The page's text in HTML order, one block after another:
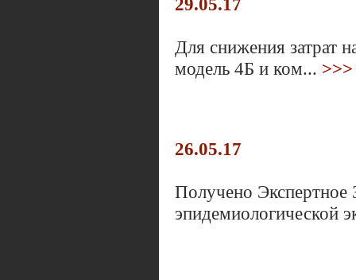
Для снижения затрат
модель 4Б и ком... >>>
26.05.17
Получено Экспертное
эпидемиологической